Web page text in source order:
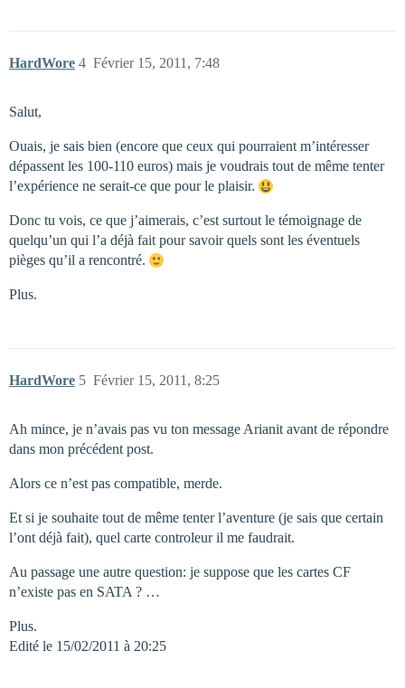
HardWore Février 15, 2011, 7:48
4
Salut,
Ouais, je sais bien (encore que ceux qui pourraient m’intéresser
dépassent les 100-110 euros) mais je voudrais tout de même tenter
l’expérience ne serait-ce que pour le plaisir.
Donc tu vois, ce que j’aimerais, c’est surtout le témoignage de
quelqu’un qui l’a déjà fait pour savoir quels sont les éventuels
pièges qu’il a rencontré.
Plus.
HardWore Février 15, 2011, 8:25
5
Ah mince, je n’avais pas vu ton message Arianit avant de répondre
dans mon précédent post.
Alors ce n’est pas compatible, merde.
Et si je souhaite tout de même tenter l’aventure (je sais que certain
l’ont déjà fait), quel carte controleur il me faudrait.
Au passage une autre question: je suppose que les cartes CF
n’existe pas en SATA ? …
Plus.
Edité le 15/02/2011 à 20:25